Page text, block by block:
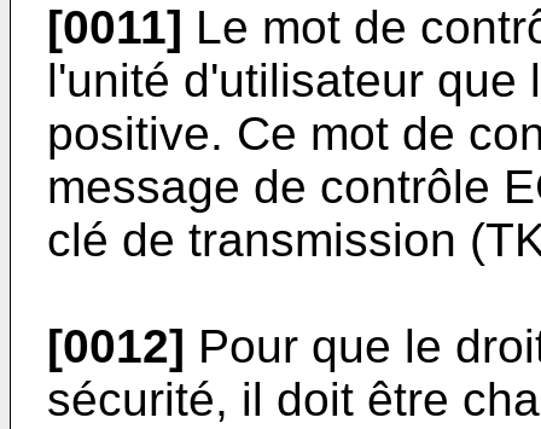
[0011] Le mot de
l'unité d'utilisateur que
positive. Ce mot de
message de contrôle
clé de transmission
[0012] Pour que le
sécurité, il doit être